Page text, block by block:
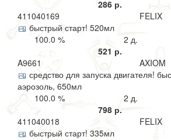
286 р.
411040169
FELIX
быстрый старт! 520мл
100.0 %
2 д.
521 р.
A9661
AXIOM
средство для запуска двигателя!
аэрозоль, 650мл
100.0 %
2 д.
798 р.
411040018
FELIX
быстрый старт! 335мл